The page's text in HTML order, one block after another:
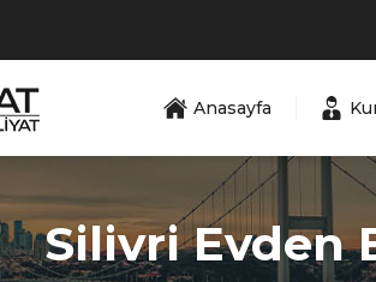
Anasayfa
Silivri Evden